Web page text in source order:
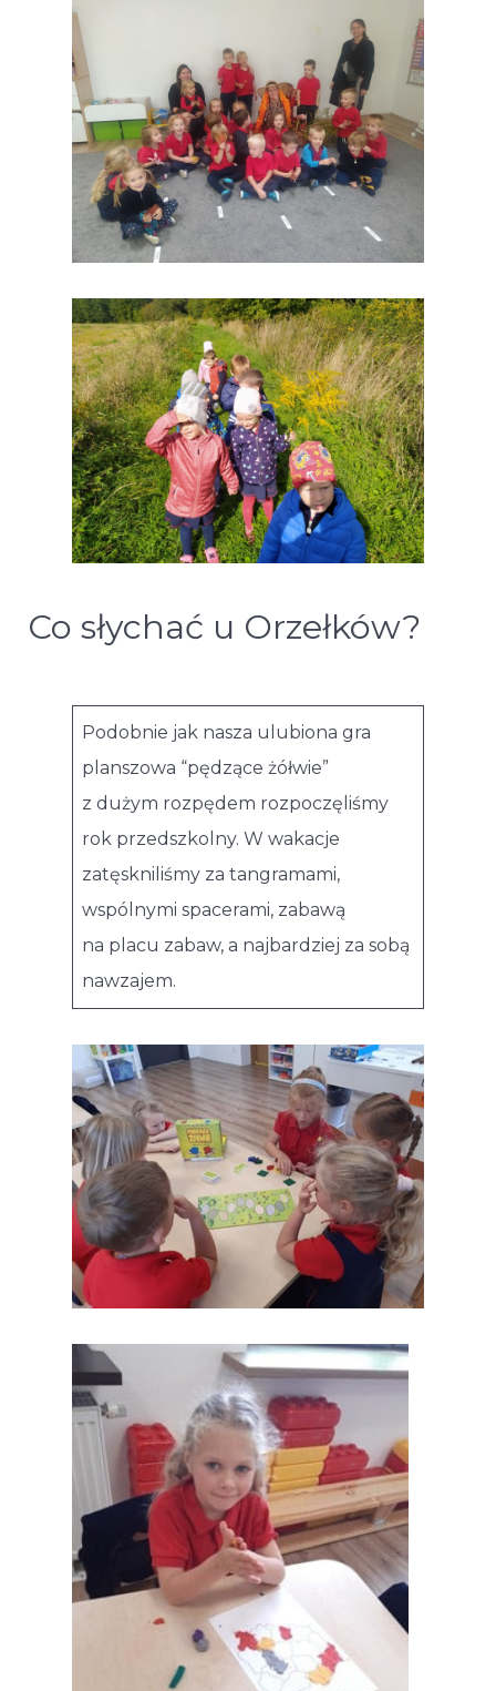
Co słychać u Orzełków?
Podobnie jak nasza ulubiona gra
planszowa “pędzące żółwie”
z dużym rozpędem rozpoczęliśmy
rok przedszkolny. W wakacje
zatęskniliśmy za tangramami,
wspólnymi spacerami, zabawą
na placu zabaw, a najbardziej za sobą
nawzajem.